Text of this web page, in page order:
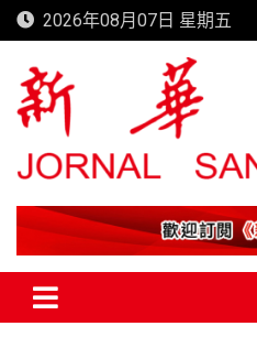
Skip
to
content
2026年08月07日 星期五
新華澳報